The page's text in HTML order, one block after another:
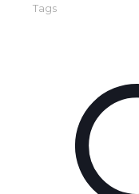
Tags